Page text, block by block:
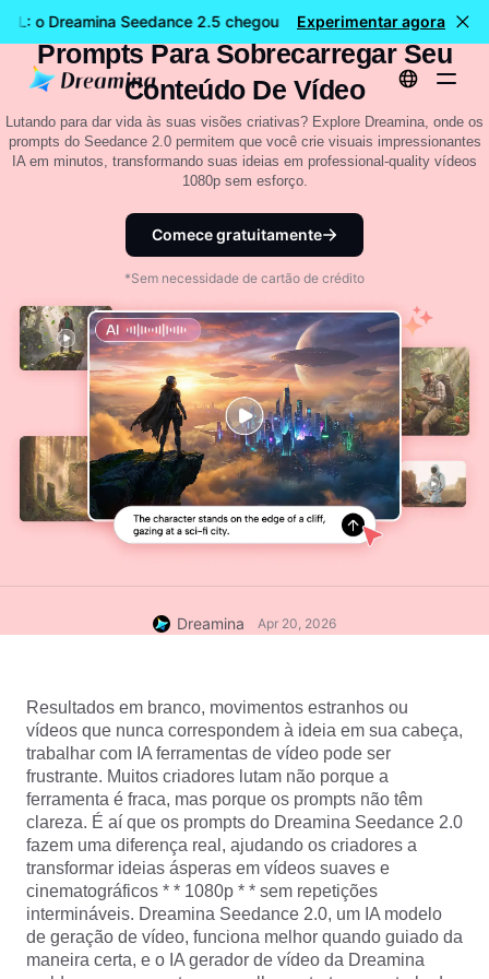
o Dreamina Seedance 2.5 chegou 🎉 Novo modelo
Experimentar agora
18 Versátil Dreamina Seedance 2.0
Prompts Para Sobrecarregar Seu
Conteúdo De Vídeo
Lutando para dar vida às suas visões criativas? Explore Dreamina, onde os
prompts do Seedance 2.0 permitem que você crie visuais impressionantes
IA em minutos, transformando suas ideias em professional-quality vídeos
1080p sem esforço.
Comece gratuitamente
*Sem necessidade de cartão de crédito
Dreamina Apr 20, 2026
Resultados em branco, movimentos estranhos ou
vídeos que nunca correspondem à ideia em sua cabeça,
trabalhar com IA ferramentas de vídeo pode ser
frustrante. Muitos criadores lutam não porque a
ferramenta é fraca, mas porque os prompts não têm
clareza. É aí que os prompts do Dreamina Seedance 2.0
fazem uma diferença real, ajudando os criadores a
transformar ideias ásperas em vídeos suaves e
cinematográficos * * 1080p * * sem repetições
intermináveis. Dreamina Seedance 2.0, um IA modelo
de geração de vídeo, funciona melhor quando guiado da
maneira certa, e o IA gerador de vídeo da Dreamina